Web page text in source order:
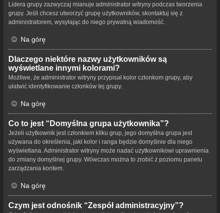
Lidera grupy zazwyczaj mianuje administrator witryny podczas tworzenia
grupy. Jeśli chcesz utworzyć grupę użytkowników, skontaktuj się z
administratorem, wysyłając do niego prywatną wiadomość.
Na górę
Dlaczego niektóre nazwy użytkowników są
wyświetlane innymi kolorami?
Możliwe, że administrator witryny przypisał kolor członkom grupy, aby
ułatwić identyfikowanie członków tej grupy.
Na górę
Co to jest “Domyślna grupa użytkownika”?
Jeżeli użytkownik jest członkiem kilku grup, jego domyślna grupa jest
używana do określenia, jaki kolor i ranga będzie domyślnie dla niego
wyświetlana. Administrator witryny może nadać użytkownikowi uprawnienia
do zmiany domyślnej grupy. Wówczas można to zrobić z poziomu panelu
zarządzania kontem.
Na górę
Czym jest odnośnik “Zespół administracyjny”?